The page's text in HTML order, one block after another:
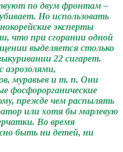
по двум фронтам –
Но использовать
эксперты
что при сгорании одной
выделяется столько
22 сигарет.
муравьев и т. п. Они
фосфорорганические
прежде чем распылять
или хотя бы марлевую
Во время
быть ни детей, ни